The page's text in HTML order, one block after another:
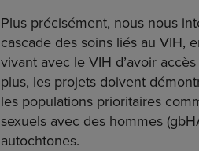
Plus précisément, nous nous
cascade des soins liés au VIH,
vivant avec le VIH d’avoir
plus, les projets doivent
les populations prioritaires
sexuels avec des hommes
autochtones.